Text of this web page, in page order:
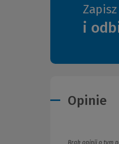
i
Opinie
Brak opinii o tym